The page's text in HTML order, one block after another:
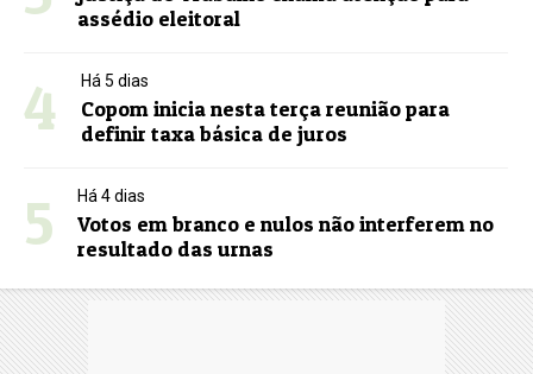
assédio eleitoral
4 Há 5 dias
Copom inicia nesta terça reunião para
definir taxa básica de juros
5 Há 4 dias
Votos em branco e nulos não interferem no
resultado das urnas